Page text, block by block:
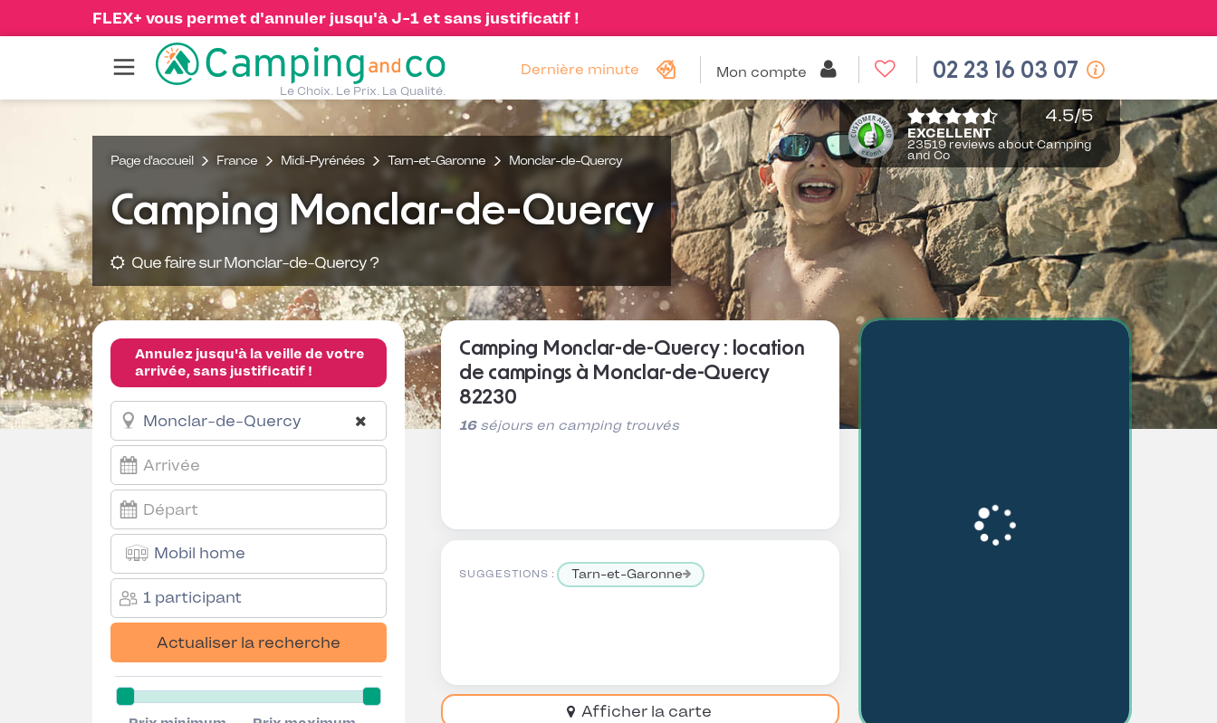
FLEX+ vous permet d'annuler jusqu'à J-1 et sans justificatif !
Le Choix. Le Prix. La Qualité.
Dernière minute Mon compte 02 23 16 03 07
EXCELLENT
4.5/5
23519 reviews about Camping
and Co
Page d'accueil France Midi-Pyrénées Tarn-et-Garonne Monclar-de-Quercy
Camping Monclar-de-Quercy
Que faire sur Monclar-de-Quercy ?
Annulez jusqu'à la veille de votre
arrivée, sans justificatif !
Mobil home
1 participant
Actualiser la recherche
Camping Monclar-de-Quercy : location
de campings à Monclar-de-Quercy
82230
16séjours en camping trouvés
SUGGESTIONS : Tarn-et-Garonne
Afficher la carte